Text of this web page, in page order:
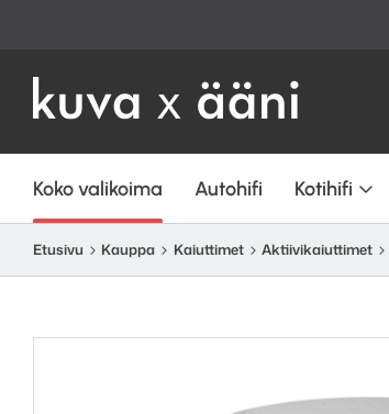
Koko valikoima Autohifi Kotihifi
Etusivu Kauppa Kaiuttimet Aktiivi­kaiuttimet